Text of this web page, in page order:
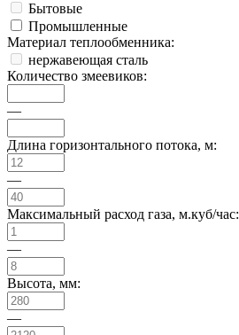
Бытовые
Промышленные
Материал теплообменника:
нержавеющая сталь
Количество змеевиков:
—
Длина горизонтального потока, м:
—
Максимальный расход газа, м.куб/час:
—
Высота, мм:
—